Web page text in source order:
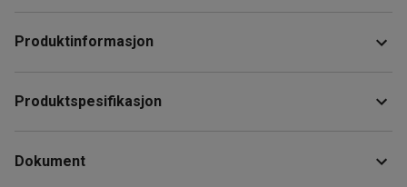
Produktinformasjon
mathåndtering. Den er laget av slagfast og UV-bestandig
Denne plastbeholderen har høy motstand mot de fleste
Produktspesifikasjon
Høyde: 270
Dokument